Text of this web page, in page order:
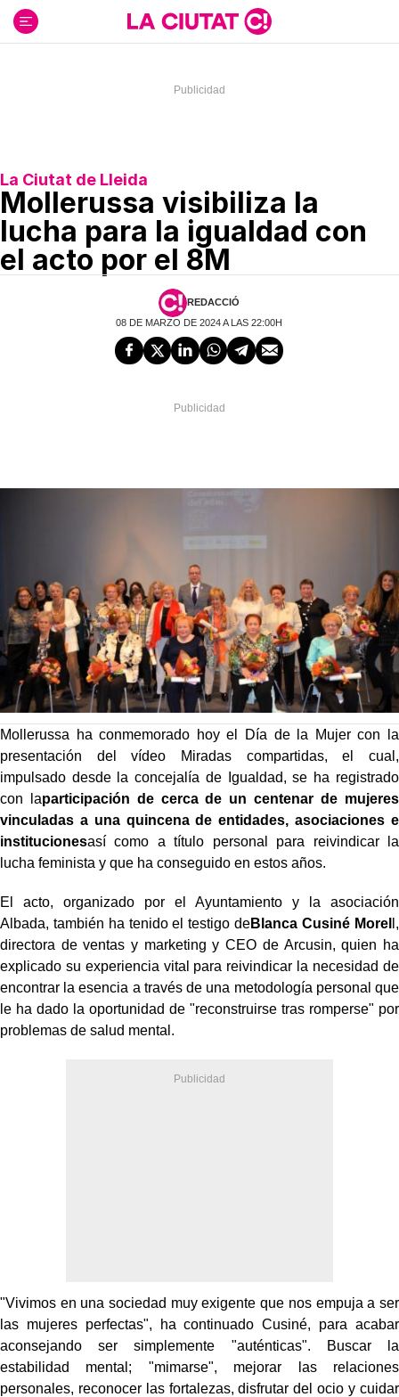
contenido
La Ciutat de Lleida
Mollerussa visibiliza la
lucha para la igualdad con
el acto por el 8M
REDACCIÓ
08 DE MARZO DE 2024 A LAS 22:00H
Mollerussa ha conmemorado hoy el Día de la Mujer con la
presentación del vídeo Miradas compartidas, el cual,
impulsado desde la concejalía de Igualdad, se ha registrado
con laparticipación de cerca de un centenar de mujeres
vinculadas a una quincena de entidades, asociaciones e
institucionesasí como a título personal para reivindicar la
lucha feminista y que ha conseguido en estos años.
El acto, organizado por el Ayuntamiento y la asociación
Albada, también ha tenido el testigo deBlanca Cusiné Morel l,
directora de ventas y marketing y CEO de Arcusin, quien ha
explicado su experiencia vital para reivindicar la necesidad de
encontrar la esencia a través de una metodología personal que
le ha dado la oportunidad de "reconstruirse tras romperse" por
problemas de salud mental.
"Vivimos en una sociedad muy exigente que nos empuja a ser
las mujeres perfectas", ha continuado Cusiné, para acabar
aconsejando ser simplemente "auténticas". Buscar la
estabilidad mental; "mimarse", mejorar las relaciones
personales, reconocer las fortalezas, disfrutar del ocio y cuidar